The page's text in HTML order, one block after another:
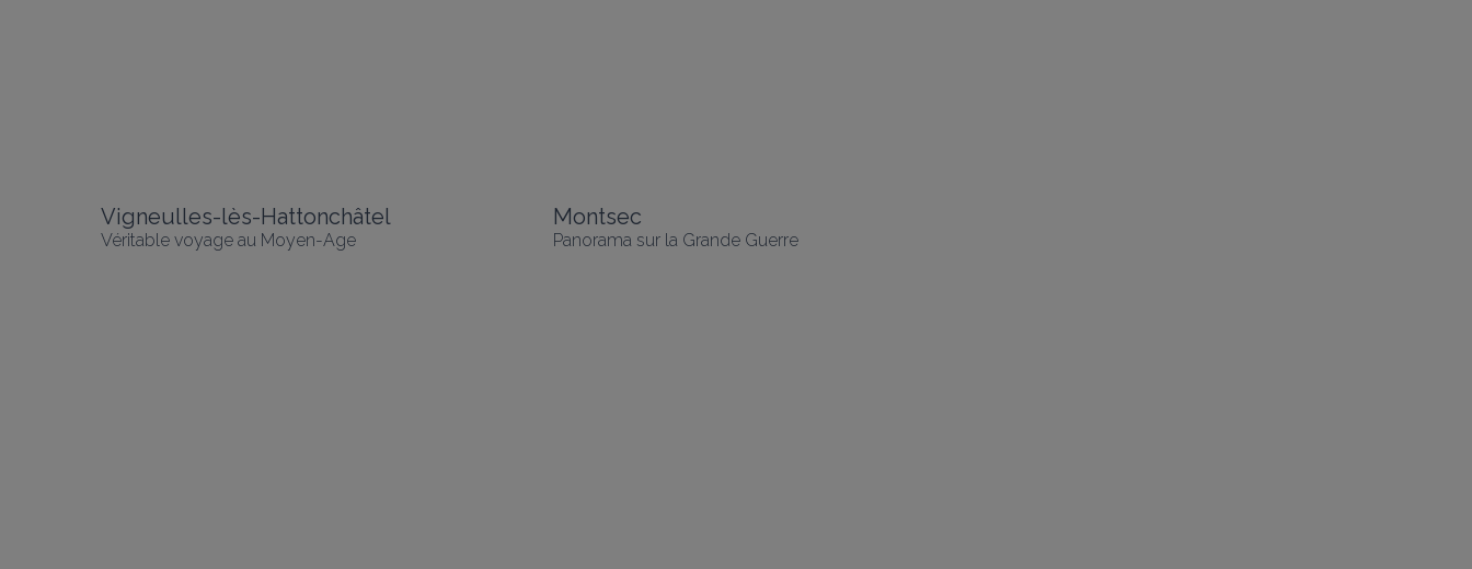
Vigneulles-lès-Hattonchâtel
Véritable voyage au Moyen-Age
Montsec
Panorama sur la Grande Guerre